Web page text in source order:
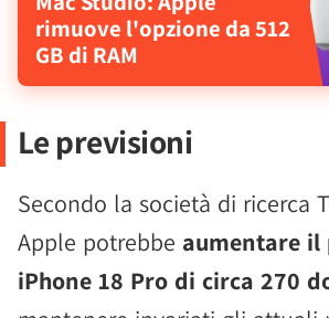
rimuove l'opzione da 512
GB di RAM
Le previsioni
Secondo la società di ricerca
Apple potrebbe aumentare il
iPhone 18 Pro di circa 270